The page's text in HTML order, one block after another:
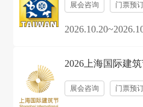
展会咨询 门票预
2026上海国际建
展会咨询 门票预